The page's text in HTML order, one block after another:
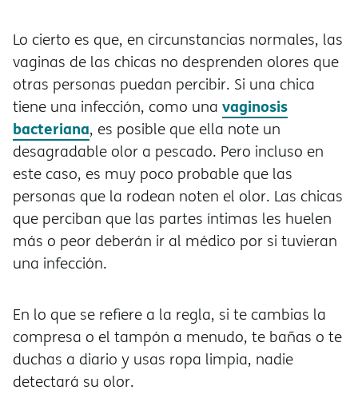
Lo cierto es que, en circunstancias normales, las
vaginas de las chicas no desprenden olores que
otras personas puedan percibir. Si una chica
tiene una infección, como una vaginosis
bacteriana, es posible que ella note un
desagradable olor a pescado. Pero incluso en
este caso, es muy poco probable que las
personas que la rodean noten el olor. Las chicas
que perciban que las partes íntimas les huelen
más o peor deberán ir al médico por si tuvieran
una infección.
En lo que se refiere a la regla, si te cambias la
compresa o el tampón a menudo, te bañas o te
duchas a diario y usas ropa limpia, nadie
detectará su olor.